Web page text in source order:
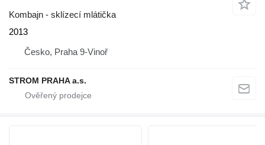
Kombajn - sklízecí mlátička
2013
Česko, Praha 9-Vinoř
STROM PRAHA a.s.